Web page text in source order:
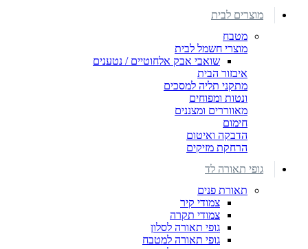
מוצרים לבית
מטבח
מוצרי חשמל לבית
שואבי אבק אלחוטיים / נטענים
איבזור הבית
מתקני תליה למסכים
ונטות ומפוחים
מאווררים ומצננים
חימום
הדבקה ואיטום
הרחקת מזיקים
גופי תאורה לד
תאורת פנים
צמודי קיר
צמודי תקרה
גופי תאורה לסלון
גופי תאורה למטבח